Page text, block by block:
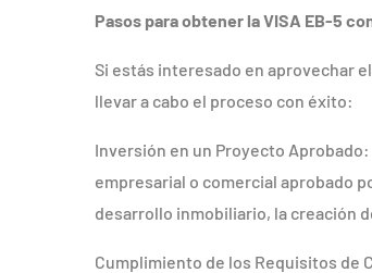
Pasos para obtener la VISA EB-5
Si estás interesado en aprovechar
llevar a cabo el proceso con éxito:
Inversión en un Proyecto
empresarial o comercial aprobado
desarrollo inmobiliario, la creación
Cumplimiento de los Requisitos de